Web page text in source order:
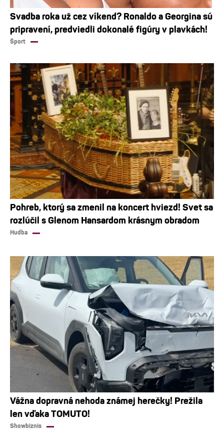
Svadba roka už cez víkend? Ronaldo a Georgina sú
pripravení, predviedli dokonalé figúry v plavkách!
Šport
Pohreb, ktorý sa zmenil na koncert hviezd! Svet sa
rozlúčil s Glenom Hansardom krásnym obradom
Hudba
Vážna dopravná nehoda známej herečky! Prežila
len vďaka TOMUTO!
Showbiznis